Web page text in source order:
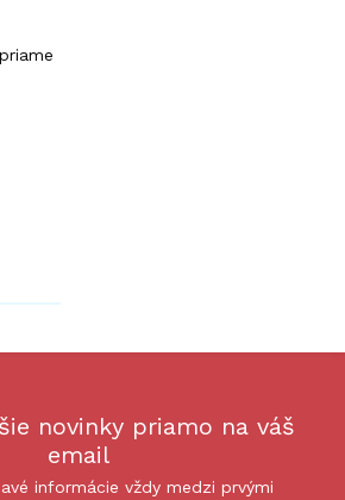
novinky priamo na váš
email
informácie vždy medzi prvými